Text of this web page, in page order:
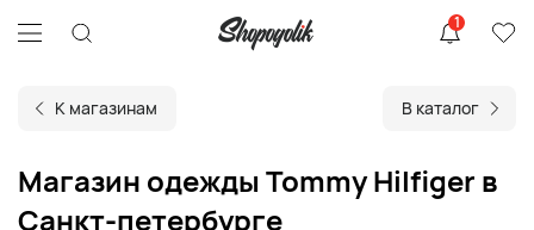
1
К магазинам В каталог
Магазин одежды Tommy Hilfiger в
Санкт-петербурге